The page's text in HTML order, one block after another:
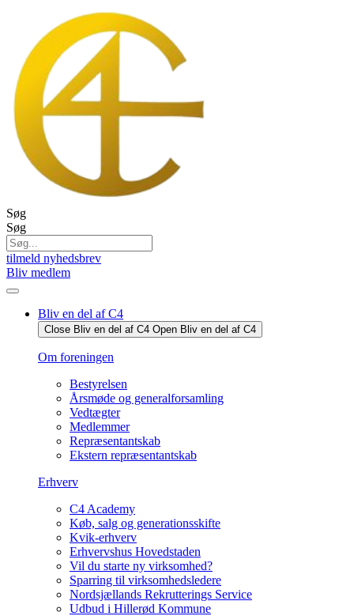
indhold
Søg
Søg
tilmeld nyhedsbrev
Bliv medlem
Bliv en del af C4
Close Bliv en del af C4 Open Bliv en del af C4
Om foreningen
Bestyrelsen
Årsmøde og generalforsamling
Vedtægter
Medlemmer
Repræsentantskab
Ekstern repræsentantskab
Erhverv
C4 Academy
Køb, salg og generationsskifte
Kvik-erhverv
Erhvervshus Hovedstaden
Vil du starte ny virksomhed?
Sparring til virksomhedsledere
Nordsjællands Rekrutterings Service
Udbud i Hillerød Kommune